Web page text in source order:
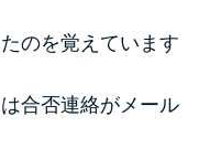
のを覚えています
合否連絡がメール